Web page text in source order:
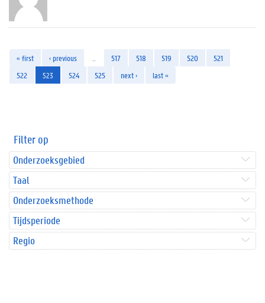
« first ‹ previous 517 518 519 520
521
522
523 524 525 next › last »
Filter op
Onderzoeksgebied
Taal
Onderzoeksmethode
Tijdsperiode
Regio